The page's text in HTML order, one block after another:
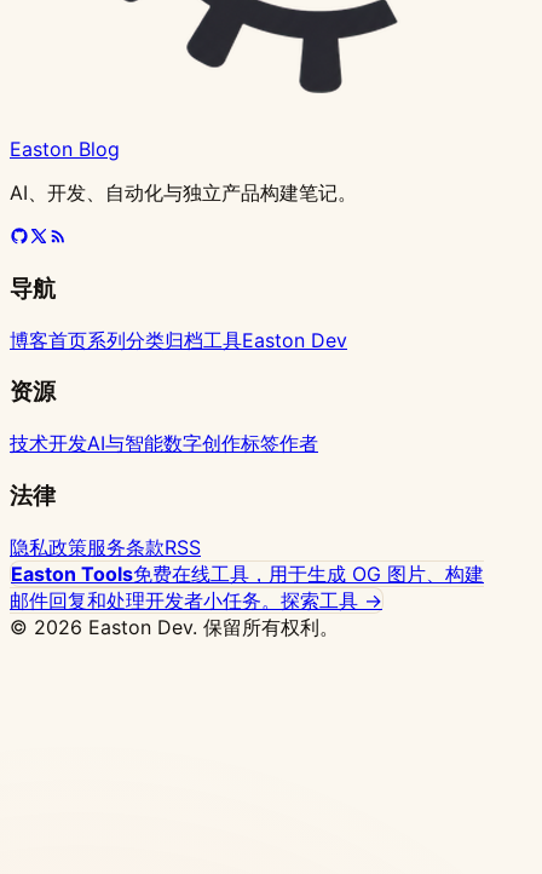
Easton Blog
AI、开发、自动化与独立产品构建笔记。
导航
博客首页系列分类归档工具Easton Dev
资源
技术开发AI与智能数字创作标签作者
法律
隐私政策服务条款RSS
Easton Tools免费在线工具，用于生成 OG 图片、构建
邮件回复和处理开发者小任务。 探索工具 →
© 2026 Easton Dev. 保留所有权利。